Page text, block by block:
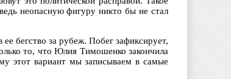
неопасную фигуру никто бы не стал
бегство за рубеж. Побег зафиксирует,
то, что Юлия Тимошенко закончила
этот вариант мы записываем в самые